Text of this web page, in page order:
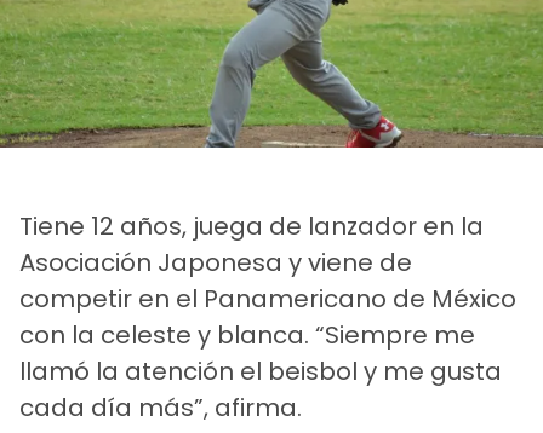
Tiene 12 años, juega de lanzador en la
Asociación Japonesa y viene de
competir en el Panamericano de México
con la celeste y blanca. “Siempre me
llamó la atención el beisbol y me gusta
cada día más”, afirma.